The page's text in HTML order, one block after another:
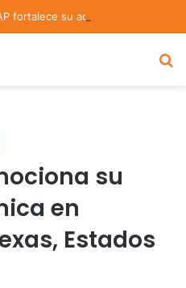
su
en
Estados